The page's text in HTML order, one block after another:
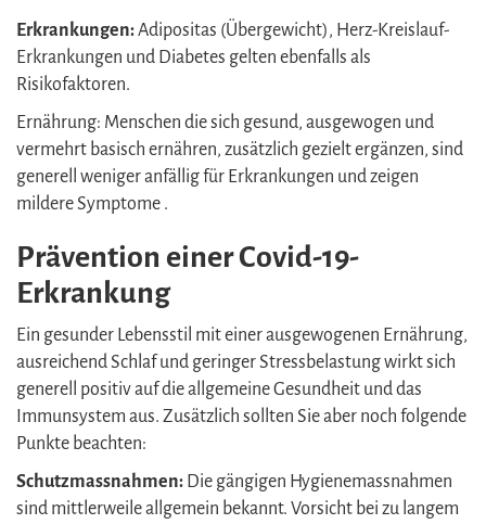
Erkrankungen:Adipositas (Übergewicht), Herz-Kreislauf-
Erkrankungen und Diabetes gelten ebenfalls als
Risikofaktoren.
Ernährung: Menschen die sich gesund, ausgewogen und
vermehrt basisch ernähren, zusätzlich gezielt ergänzen, sind
generell weniger anfällig für Erkrankungen und zeigen
mildere Symptome .
Prävention einer Covid-19-
Erkrankung
Ein gesunder Lebensstil mit einer ausgewogenen Ernährung,
ausreichend Schlaf und geringer Stressbelastung wirkt sich
generell positiv auf die allgemeine Gesundheit und das
Immunsystem aus. Zusätzlich sollten Sie aber noch folgende
Punkte beachten:
Schutzmassnahmen: Die gängigen Hygienemassnahmen
sind mittlerweile allgemein bekannt. Vorsicht bei zu langem